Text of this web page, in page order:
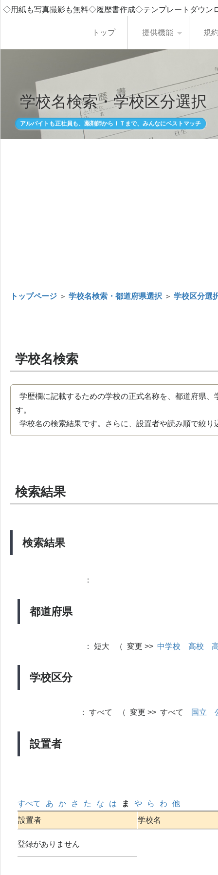
◇用紙も写真撮影も無料◇履歴書作成◇テンプレートダウ
トップ 提供機能 規
学校名検索・学校区分選択
アルバイトも正社員も、薬剤師からＩＴまで、みんなにベストマッチ
トップページ ＞ 学校名検索・都道府県選択 ＞ 学校区分選
学校名検索
学歴欄に記載するための学校の正式名称を、都道府県
す。
学校名の検索結果です。さらに、設置者や読み順で絞り
検索結果
検索結果
都道府県
：
学校区分
： 短大 （ 変更 >> 中学校 高校
設置者
： すべて （ 変更 >> すべて 国立
すべて あ か さ た な は ま や ら わ
他
設置者
学校名
登録がありません